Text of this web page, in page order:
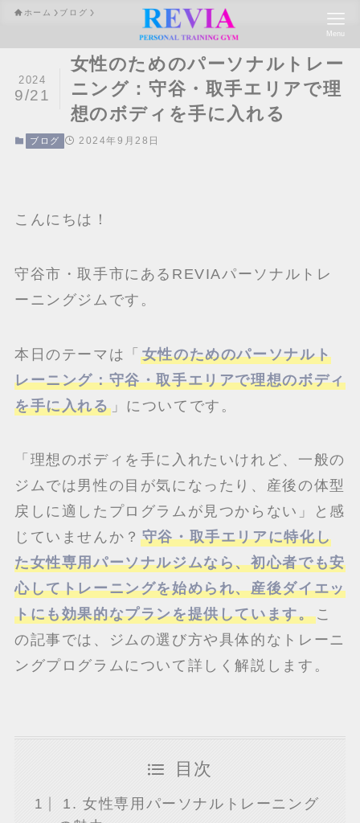
Menu
ホーム ブログ
女性のためのパーソナルトレー
ニング：守谷・取手エリアで理
想のボディを手に入れる
2024
9/21
ブログ 2024年9月28日
こんにちは！
守谷市・取手市にあるREVIAパーソナルトレ
ーニングジムです。
本日のテーマは「 女性のためのパーソナルト
レーニング：守谷・取手エリアで理想のボディ
を手に入れる」についてです。
「理想のボディを手に入れたいけれど、一般の
ジムでは男性の目が気になったり、産後の体型
戻しに適したプログラムが見つからない」と感
じていませんか？ 守谷・取手エリアに特化し
た女性専用パーソナルジムなら、初心者でも安
心してトレーニングを始められ、産後ダイエッ
トにも効果的なプランを提供しています。こ
の記事では、ジムの選び方や具体的なトレーニ
ングプログラムについて詳しく解説します。
目次
1. 女性専用パーソナルトレーニング